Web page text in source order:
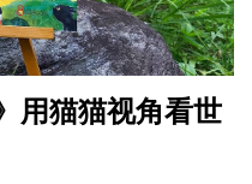
用猫猫视角看世